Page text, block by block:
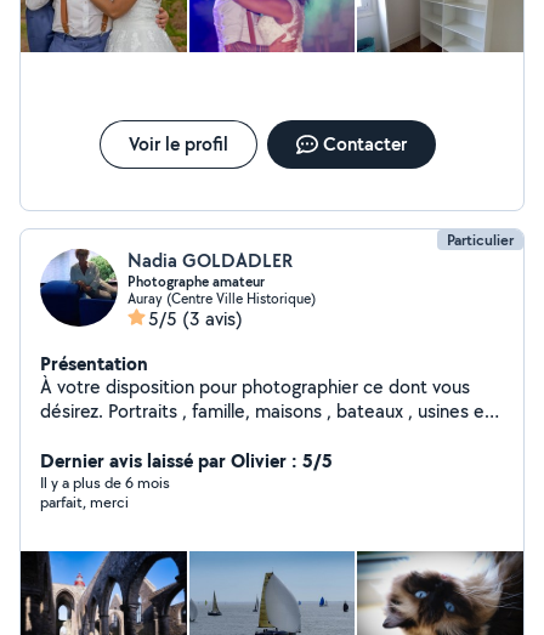
Voir le profil Contacter
Particulier
Nadia GOLDADLER
Photographe amateur
Auray (Centre Ville Historique)
5/5 (3 avis)
Présentation
À votre disposition pour photographier ce dont vous
désirez. Portraits , famille, maisons , bateaux , usines etc
amateur. Mes prix seront doux Mon site photo à
visualiser sur demande. Je photographie
essentiellement dans le Morbihan mon lieu de
Dernier avis laissé par Olivier : 5/5
Il y a plus de 6 mois
parfait, merci